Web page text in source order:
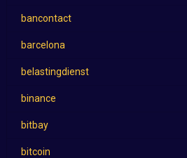
bancontact
barcelona
belastingdienst
binance
bitbay
bitcoin